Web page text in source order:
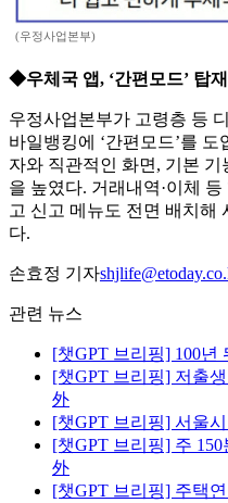
(우정사업본부)
◆우체국 앱, ‘간편모드’ 탑
우정사업본부가 고령층 등
바일뱅킹에 ‘간편모드’를
자와 직관적인 화면, 기본
을 높였다. 거래내역·이체
고 신고 메뉴도 전면 배치해
다.
손효정 기자
관련 뉴스
[챗GPT 브리핑] 100년
[챗GPT 브리핑] 저출
外
[챗GPT 브리핑] 서울
[챗GPT 브리핑] 주
外
[챗GPT 브리핑] 주택